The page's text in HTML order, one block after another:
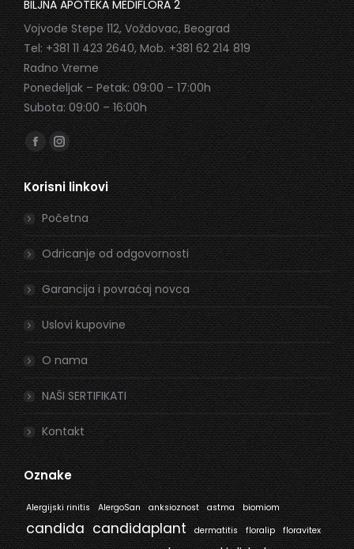
BILJNA APOTEKA MEDIFLORA 2
Vojvode Stepe 112, Voždovac, Beograd
Tel: +381 11 423 2640, Mob. +381 62 214 819
Radno Vreme
Ponedeljak – Petak: 09:00 – 17:00h
Subota: 09:00 – 16:00h
Find us on:
Facebook
page
opens
in
new
window
Instagram
page
opens
in
new
window
Korisni linkovi
Početna
Odricanje od odgovornosti
Garancija i povraćaj novca
Uslovi kupovine
O nama
NAŠI SERTIFIKATI
Kontakt
Oznake
Alergijski rinitis AlergoSan anksioznost astma biomiom
candida candidaplant dermatitis floralip
floravitex